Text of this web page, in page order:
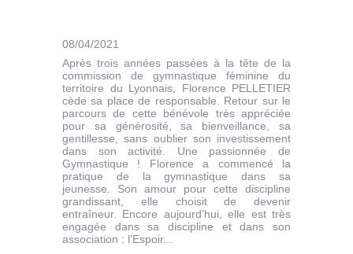
08/04/2021
Après trois années passées à la tête de la
commission de gymnastique féminine du
territoire du Lyonnais, Florence PELLETIER
cède sa place de responsable. Retour sur le
parcours de cette bénévole très appréciée
pour sa générosité, sa bienveillance, sa
gentillesse, sans oublier son investissement
dans son activité. Une passionnée de
Gymnastique ! Florence a commencé la
pratique de la gymnastique dans sa
jeunesse. Son amour pour cette discipline
grandissant, elle choisit de devenir
entraîneur. Encore aujourd’hui, elle est très
engagée dans sa discipline et dans son
association : l’Espoir...